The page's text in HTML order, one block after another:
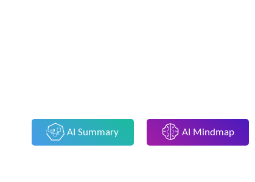
AI Summary AI Mindmap